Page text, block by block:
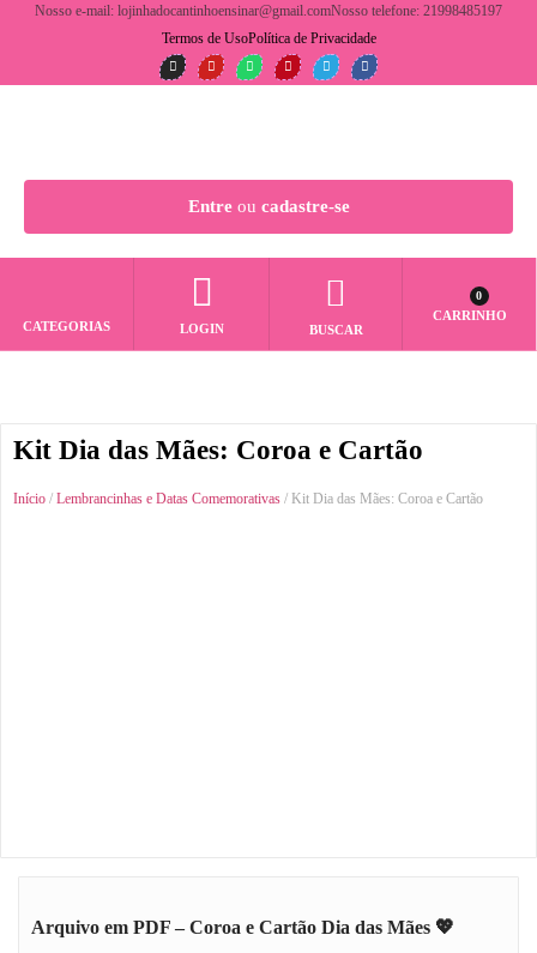
Nosso e-mail: lojinhadocantinhoensinar@gmail.comNosso telefone: 21998485197
Termos de UsoPolítica de Privacidade
Entreou cadastre-se
CATEGORIAS LOGIN BUSCAR
0
CARRINHO
Kit Dia das Mães: Coroa e Cartão
Início / Lembrancinhas e Datas Comemorativas / Kit Dia das Mães: Coroa e Cartão
Arquivo em PDF – Coroa e Cartão Dia das Mães 💖